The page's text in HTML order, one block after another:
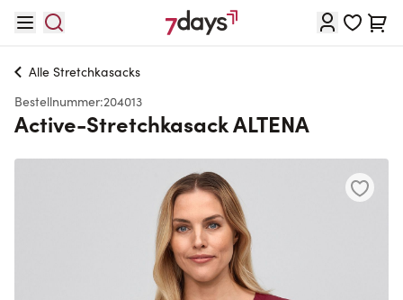
Alle Stretchkasacks
Bestellnummer:204013
Active-Stretchkasack ALTENA